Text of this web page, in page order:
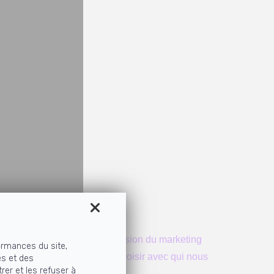
pour ton éthique, et ta vision du marketing
et je sais qu'il faut bien choisir avec qui nous
du site,
et des
et les refuser à